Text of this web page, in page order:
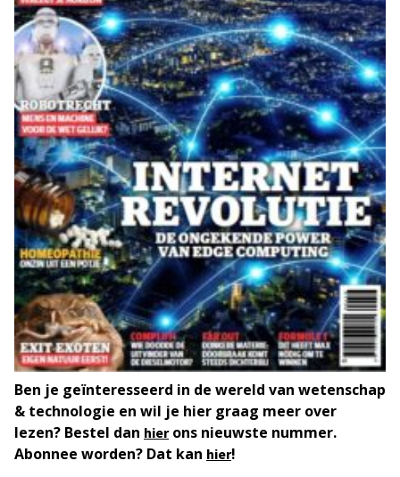
Ben je geïnteresseerd in de wereld van wetenschap
& technologie en wil je hier graag meer over
lezen? Bestel dan hierons nieuwste nummer.
Abonnee worden? Dat kan hier!